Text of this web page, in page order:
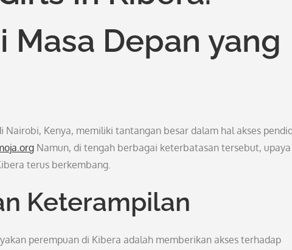
Masa Depan yang
Nairobi, Kenya, memiliki tantangan besar dalam hal akses
Namun, di tengah berbagai keterbatasan tersebut, upaya
terus berkembang.
Keterampilan
perempuan di Kibera adalah memberikan akses terhadap